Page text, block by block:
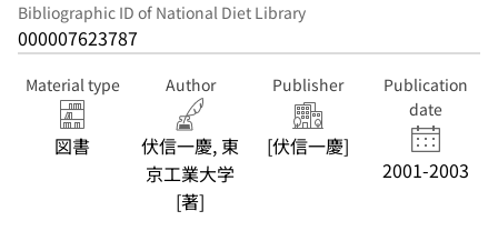
Bibliographic ID of National Diet Library
000007623787
Material type
図書
Author
伏信一慶, 東
京工業大学
[著]
Publisher
[伏信一慶]
Publication
date
2001-2003